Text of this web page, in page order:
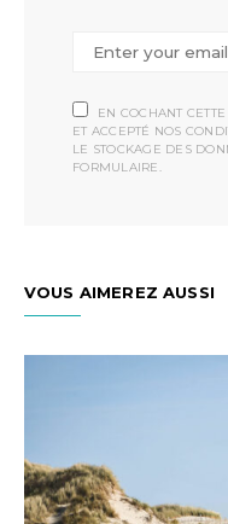
EN COCHANT
ET ACCEPTÉ NOS
LE STOCKAGE DES
FORMULAIRE.
VOUS AIMEREZ AUSSI